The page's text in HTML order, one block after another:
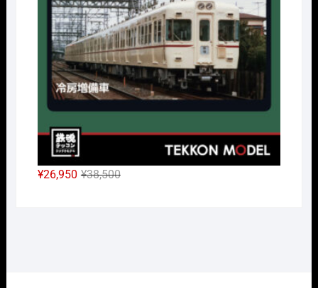
で
し
た。
¥10,010
で
す。
¥38,500元
¥26,950
現